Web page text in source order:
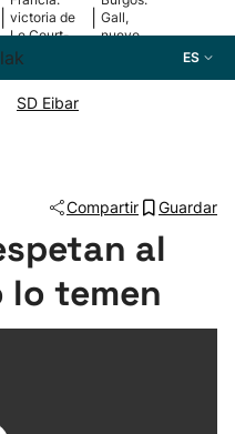
victoria de
Le Court-
Pienaar
Gall,
nuevo
ES
SD Eibar
Compartir Guardar
al
lo temen